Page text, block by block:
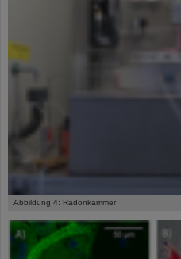
Abbildung 4: Radonkammer